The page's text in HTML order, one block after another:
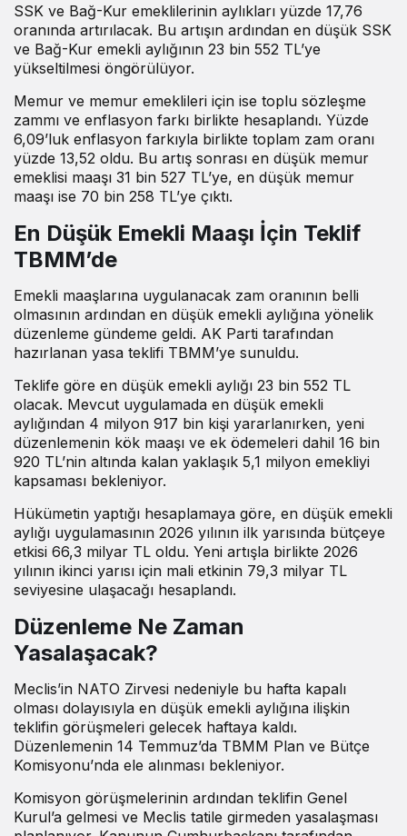
SSK ve Bağ-Kur emeklilerinin aylıkları yüzde 17,76
oranında artırılacak. Bu artışın ardından en düşük SSK
ve Bağ-Kur emekli aylığının 23 bin 552 TL’ye
yükseltilmesi öngörülüyor.
Memur ve memur emeklileri için ise toplu sözleşme
zammı ve enflasyon farkı birlikte hesaplandı. Yüzde
6,09’luk enflasyon farkıyla birlikte toplam zam oranı
yüzde 13,52 oldu. Bu artış sonrası en düşük memur
emeklisi maaşı 31 bin 527 TL’ye, en düşük memur
maaşı ise 70 bin 258 TL’ye çıktı.
En Düşük Emekli Maaşı İçin Teklif
TBMM’de
Emekli maaşlarına uygulanacak zam oranının belli
olmasının ardından en düşük emekli aylığına yönelik
düzenleme gündeme geldi. AK Parti tarafından
hazırlanan yasa teklifi TBMM’ye sunuldu.
Teklife göre en düşük emekli aylığı 23 bin 552 TL
olacak. Mevcut uygulamada en düşük emekli
aylığından 4 milyon 917 bin kişi yararlanırken, yeni
düzenlemenin kök maaşı ve ek ödemeleri dahil 16 bin
920 TL’nin altında kalan yaklaşık 5,1 milyon emekliyi
kapsaması bekleniyor.
Hükümetin yaptığı hesaplamaya göre, en düşük emekli
aylığı uygulamasının 2026 yılının ilk yarısında bütçeye
etkisi 66,3 milyar TL oldu. Yeni artışla birlikte 2026
yılının ikinci yarısı için mali etkinin 79,3 milyar TL
seviyesine ulaşacağı hesaplandı.
Düzenleme Ne Zaman
Yasalaşacak?
Meclis’in NATO Zirvesi nedeniyle bu hafta kapalı
olması dolayısıyla en düşük emekli aylığına ilişkin
teklifin görüşmeleri gelecek haftaya kaldı.
Düzenlemenin 14 Temmuz’da TBMM Plan ve Bütçe
Komisyonu’nda ele alınması bekleniyor.
Komisyon görüşmelerinin ardından teklifin Genel
Kurul’a gelmesi ve Meclis tatile girmeden yasalaşması